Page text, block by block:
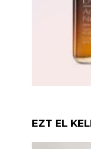
EZT EL